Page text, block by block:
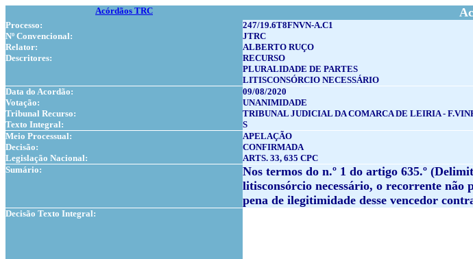
Acórdãos TRC
Processo:
247/19.6T8FNVN-A.C1
Nº Convencional:
JTRC
Relator:
ALBERTO RUÇO
Descritores:
RECURSO
PLURALIDADE DE PARTES
LITISCONSÓRCIO NECESSÁRIO
Data do Acordão:
09/08/2020
Votação:
UNANIMIDADE
Tribunal Recurso:
TRIBUNAL JUDICIAL DA COMARCA DE LEIRIA -
Texto Integral:
S
Meio Processual:
APELAÇÃO
Decisão:
CONFIRMADA
Legislação Nacional:
ARTS. 33, 635 CPC
Sumário:
Nos termos do n.º 1 do artigo 635.º
litisconsórcio necessário, o recorrente não
pena de ilegitimidade desse vencedor
Decisão Texto Integral: